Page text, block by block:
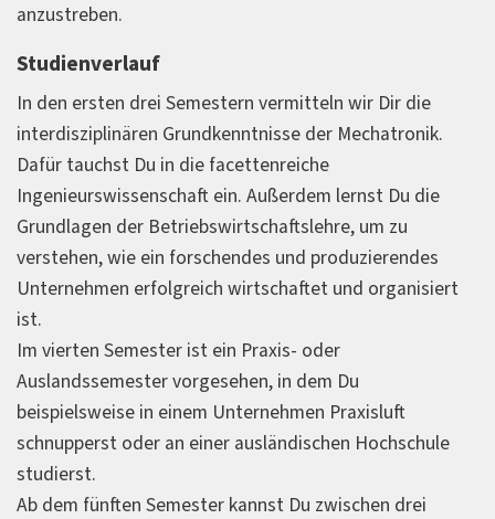
anzustreben.
Studienverlauf
In den ersten drei Semestern vermitteln wir Dir die
interdisziplinären Grundkenntnisse der Mechatronik.
Dafür tauchst Du in die facettenreiche
Ingenieurswissenschaft ein. Außerdem lernst Du die
Grundlagen der Betriebswirtschaftslehre, um zu
verstehen, wie ein forschendes und produzierendes
Unternehmen erfolgreich wirtschaftet und organisiert
ist.
Im vierten Semester ist ein Praxis- oder
Auslandssemester vorgesehen, in dem Du
beispielsweise in einem Unternehmen Praxisluft
schnupperst oder an einer ausländischen Hochschule
studierst.
Ab dem fünften Semester kannst Du zwischen drei